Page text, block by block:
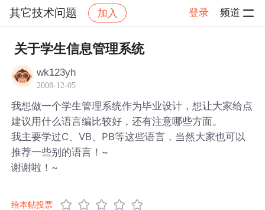
其它技术问题 加入 登录 频道
社区 其它技术问题 帖子详情
关于学生信息管理系统
wk123yh
2008-12-05
我想做一个学生管理系统作为毕业设计，想让大家给点
建议用什么语言编比较好，还有注意哪些方面。
我主要学过C、VB、PB等这些语言，当然大家也可以
推荐一些别的语言！~
谢谢啦！~
给本帖投票